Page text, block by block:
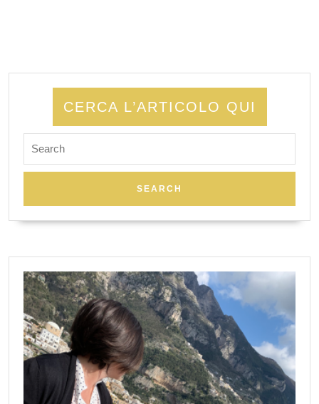
CERCA L’ARTICOLO QUI
for: